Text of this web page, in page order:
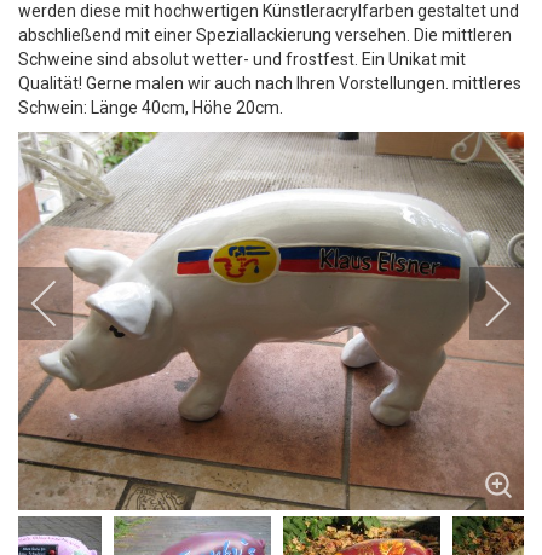
werden diese mit hochwertigen Künstleracrylfarben gestaltet und
abschließend mit einer Speziallackierung versehen. Die mittleren
Schweine sind absolut wetter- und frostfest. Ein Unikat mit
Qualität! Gerne malen wir auch nach Ihren Vorstellungen. mittleres
Schwein: Länge 40cm, Höhe 20cm.